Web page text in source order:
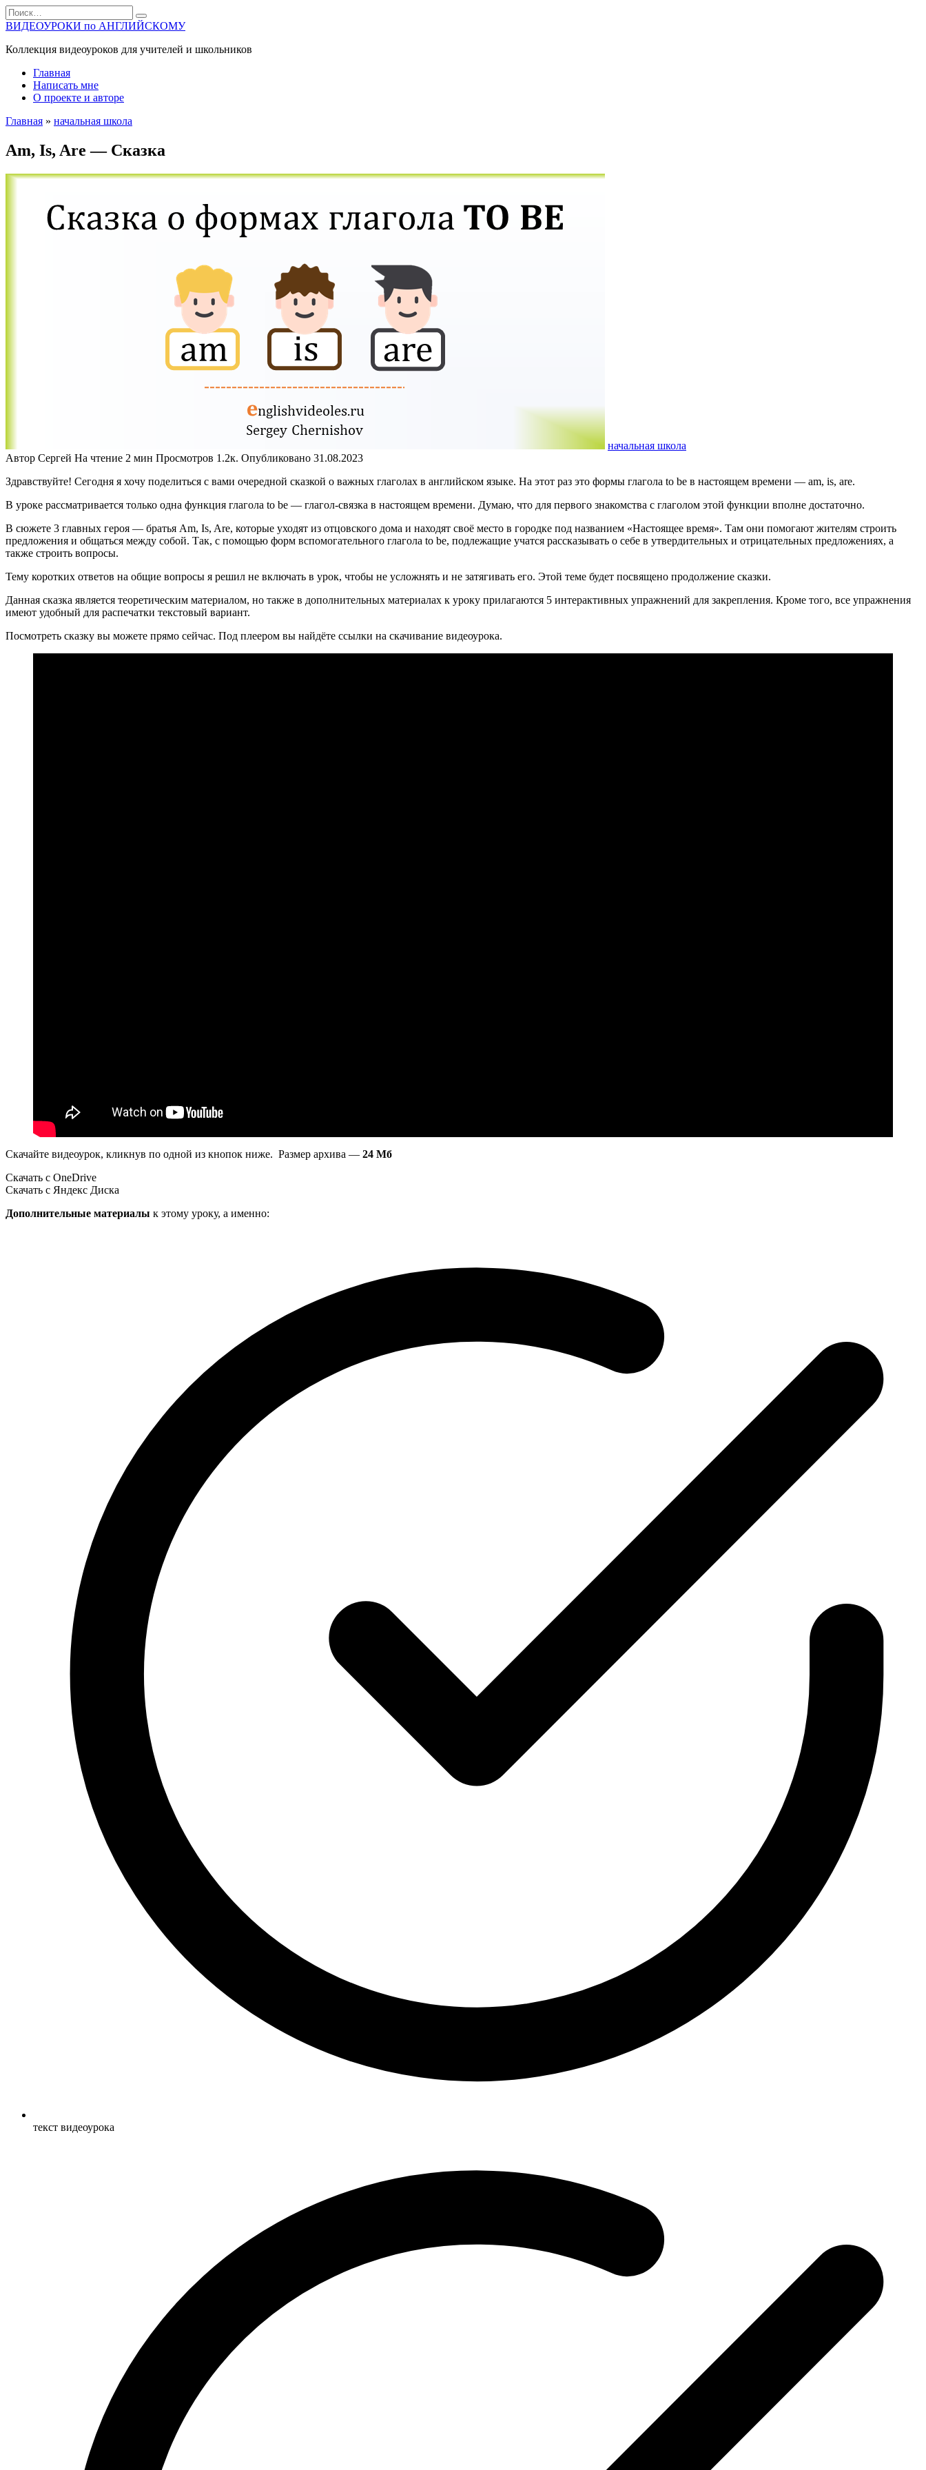
Перейти
к
содержанию
Search
for:
ВИДЕОУРОКИ по АНГЛИЙСКОМУ
Коллекция видеоуроков для учителей и школьников
Главная
Написать мне
О проекте и авторе
Главная » начальная школа
Am, Is, Are — Сказка
начальная школа
Автор Сергей На чтение 2 мин Просмотров 1.2к. Опубликовано 31.08.2023
Здравствуйте! Сегодня я хочу поделиться с вами очередной сказкой о важных глаголах в английском языке. На этот раз это формы глагола to be в настоящем времени — am, is, are.
В уроке рассматривается только одна функция глагола to be — глагол-связка в настоящем времени. Думаю, что для первого знакомства с глаголом этой функции вполне достаточно.
В сюжете 3 главных героя — братья Am, Is, Are, которые уходят из отцовского дома и находят своё место в городке под названием «Настоящее время». Там они помогают жителям строить
предложения и общаться между собой. Так, с помощью форм вспомогательного глагола to be, подлежащие учатся рассказывать о себе в утвердительных и отрицательных предложениях, а
также строить вопросы.
Тему коротких ответов на общие вопросы я решил не включать в урок, чтобы не усложнять и не затягивать его. Этой теме будет посвящено продолжение сказки.
Данная сказка является теоретическим материалом, но также в дополнительных материалах к уроку прилагаются 5 интерактивных упражнений для закрепления. Кроме того, все упражнения
имеют удобный для распечатки текстовый вариант.
Посмотреть сказку вы можете прямо сейчас. Под плеером вы найдёте ссылки на скачивание видеоурока.
Скачайте видеоурок, кликнув по одной из кнопок ниже. Размер архива — 24 Мб
Скачать с OneDrive
Скачать с Яндекс Диска
Дополнительные материалы к этому уроку, а именно:
текст видеоурока